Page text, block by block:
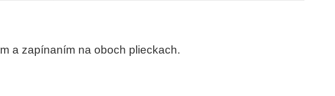
a zapínaním na oboch plieckach.